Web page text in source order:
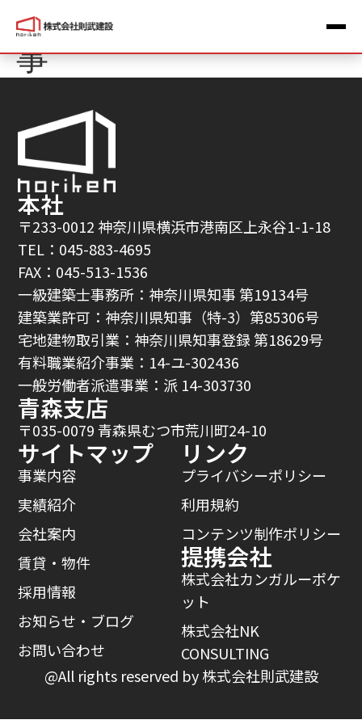
地上2階建S造新築工
事
本社
〒233-0012 神奈川県横浜市港南区上永谷1-1-18
TEL：045-883-4695
FAX：045-513-1536
一級建築士事務所：神奈川県知事 第19134号
建築業許可：神奈川県知事（特-3）第85306号
宅地建物取引業：神奈川県知事登録 第18629号
有料職業紹介事業：14-ユ-302436
一般労働者派遣事業：派 14-303730
青森支店
〒035-0079 青森県むつ市荒川町24-10
サイトマップ
事業内容
実績紹介
会社案内
賃貸・物件
採用情報
お知らせ・ブログ
お問い合わせ
リンク
プライバシーポリシー
利用規約
コンテンツ制作ポリシー
提携会社
株式会社カンガルーポケ
ット
株式会社NK
CONSULTING
@All rights reserved by 株式会社則武建設